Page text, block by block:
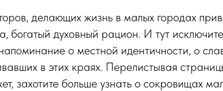
делающих жизнь в малых городах
богатый духовный рацион. И тут
о местной идентичности, о
в этих краях. Перелистывая
захотите больше узнать о сокровищах